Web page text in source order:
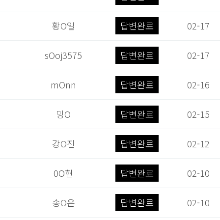
황O일 답변완료 02-17
sOoj3575 답변완료 02-17
mOnn 답변완료 02-16
밍O 답변완료 02-15
강O진 답변완료 02-12
0O현 답변완료 02-10
송O은 답변완료 02-10